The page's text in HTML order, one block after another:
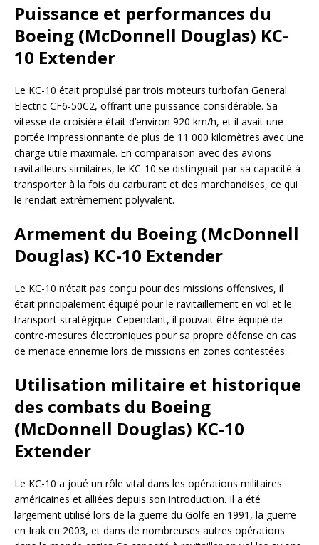
Puissance et performances du
Boeing (McDonnell Douglas) KC-
10 Extender
Le KC-10 était propulsé par trois moteurs turbofan General
Electric CF6-50C2, offrant une puissance considérable. Sa
vitesse de croisière était d’environ 920 km/h, et il avait une
portée impressionnante de plus de 11 000 kilomètres avec une
charge utile maximale. En comparaison avec des avions
ravitailleurs similaires, le KC-10 se distinguait par sa capacité à
transporter à la fois du carburant et des marchandises, ce qui
le rendait extrêmement polyvalent.
Armement du Boeing (McDonnell
Douglas) KC-10 Extender
Le KC-10 n’était pas conçu pour des missions offensives, il
était principalement équipé pour le ravitaillement en vol et le
transport stratégique. Cependant, il pouvait être équipé de
contre-mesures électroniques pour sa propre défense en cas
de menace ennemie lors de missions en zones contestées.
Utilisation militaire et historique
des combats du Boeing
(McDonnell Douglas) KC-10
Extender
Le KC-10 a joué un rôle vital dans les opérations militaires
américaines et alliées depuis son introduction. Il a été
largement utilisé lors de la guerre du Golfe en 1991, la guerre
en Irak en 2003, et dans de nombreuses autres opérations